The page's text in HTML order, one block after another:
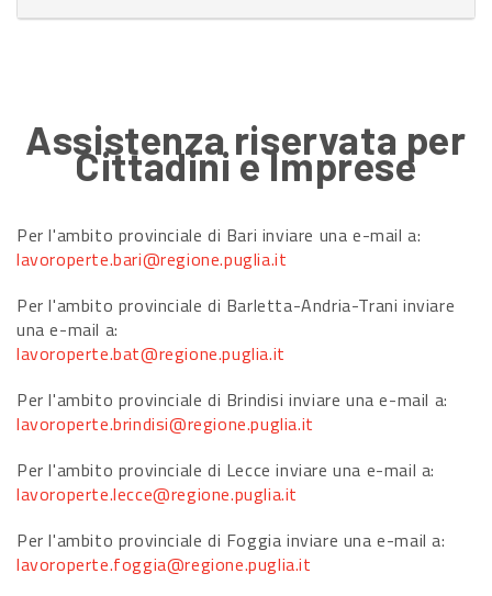
Assistenza riservata per
Cittadini e Imprese
Per l'ambito provinciale di Bari inviare una e-mail a:
lavoroperte.bari@regione.puglia.it
Per l'ambito provinciale di Barletta-Andria-Trani inviare
una e-mail a:
lavoroperte.bat@regione.puglia.it
Per l'ambito provinciale di Brindisi inviare una e-mail a:
lavoroperte.brindisi@regione.puglia.it
Per l'ambito provinciale di Lecce inviare una e-mail a:
lavoroperte.lecce@regione.puglia.it
Per l'ambito provinciale di Foggia inviare una e-mail a:
lavoroperte.foggia@regione.puglia.it